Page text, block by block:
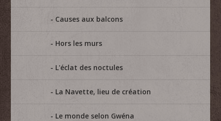
Causes aux balcons
Hors les murs
L'éclat des noctules
La Navette, lieu de création
Le monde selon Gwéna